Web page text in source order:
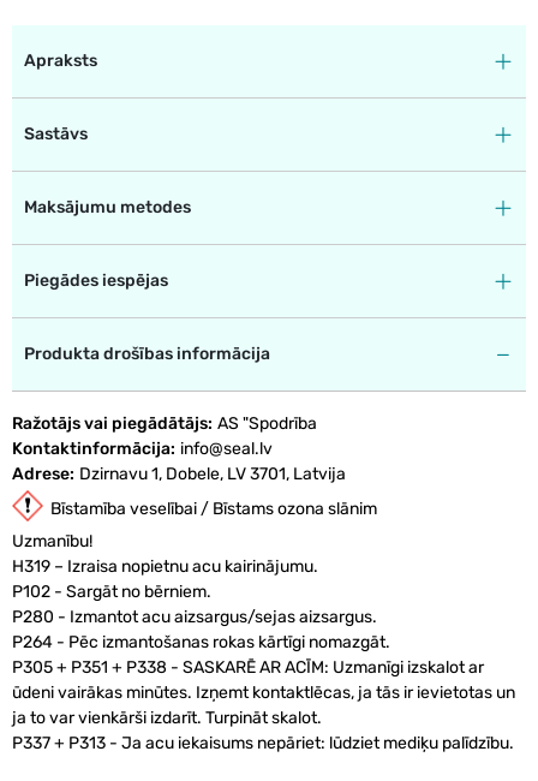
Apraksts
Sastāvs
Maksājumu metodes
Piegādes iespējas
Produkta drošības informācija
Ražotājs vai piegādātājs AS "Spodrība
Kontaktinformācija info@seal.lv
Adrese Dzirnavu 1, Dobele, LV 3701, Latvija
Bīstamība veselībai / Bīstams ozona slānim
Uzmanību!
H319 – Izraisa nopietnu acu kairinājumu.
P102 - Sargāt no bērniem.
P280 - Izmantot acu aizsargus/sejas aizsargus.
P264 - Pēc izmantošanas rokas kārtīgi nomazgāt.
P305 + P351 + P338 - SASKARĒ AR ACĪM: Uzmanīgi izskalot ar
ūdeni vairākas minūtes. Izņemt kontaktlēcas, ja tās ir ievietotas un
ja to var vienkārši izdarīt. Turpināt skalot.
P337 + P313 - Ja acu iekaisums nepāriet: lūdziet mediķu palīdzību.